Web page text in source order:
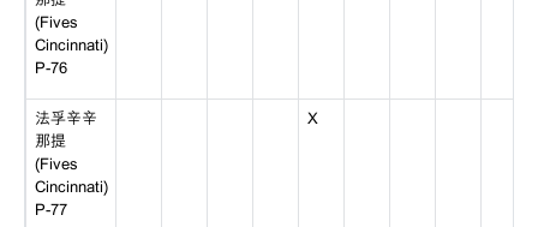
(Fives
Cincinnati)
P-76
法孚辛辛
那提
(Fives
Cincinnati)
P-77
X